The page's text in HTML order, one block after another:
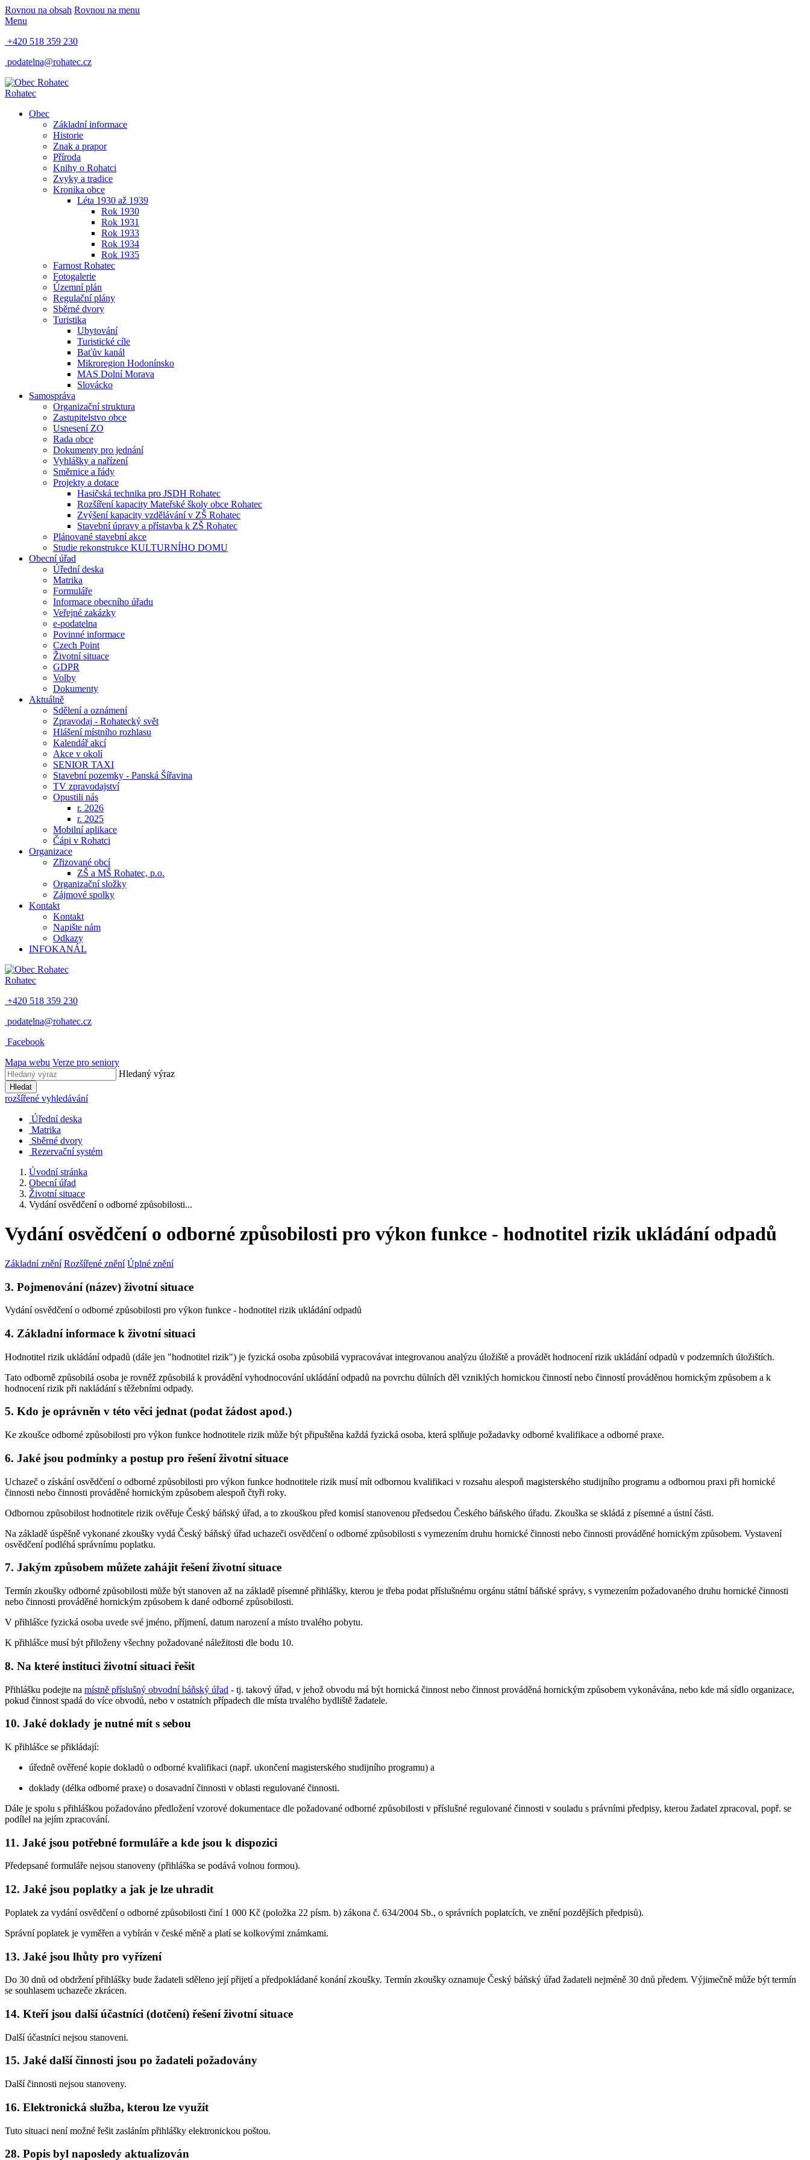
Rovnou na obsah Rovnou na menu
Menu
+420 518 359 230
podatelna@rohatec.cz
Rohatec
Obec
Základní informace
Historie
Znak a prapor
Příroda
Knihy o Rohatci
Zvyky a tradice
Kronika obce
Léta 1930 až 1939
Rok 1930
Rok 1931
Rok 1933
Rok 1934
Rok 1935
Farnost Rohatec
Fotogalerie
Územní plán
Regulační plány
Sběrné dvory
Turistika
Ubytování
Turistické cíle
Baťův kanál
Mikroregion Hodonínsko
MAS Dolní Morava
Slovácko
Samospráva
Organizační struktura
Zastupitelstvo obce
Usnesení ZO
Rada obce
Dokumenty pro jednání
Vyhlášky a nařízení
Směrnice a řády
Projekty a dotace
Hasičská technika pro JSDH Rohatec
Rozšíření kapacity Mateřské školy obce Rohatec
Zvýšení kapacity vzdělávání v ZŠ Rohatec
Stavební úpravy a přístavba k ZŠ Rohatec
Plánované stavební akce
Studie rekonstrukce KULTURNÍHO DOMU
Obecní úřad
Úřední deska
Matrika
Formuláře
Informace obecního úřadu
Veřejné zakázky
e-podatelna
Povinné informace
Czech Point
Životní situace
GDPR
Volby
Dokumenty
Aktuálně
Sdělení a oznámení
Zpravodaj - Rohatecký svět
Hlášení místního rozhlasu
Kalendář akcí
Akce v okolí
SENIOR TAXI
Stavební pozemky - Panská Šířavina
TV zpravodajství
Opustili nás
r. 2026
r. 2025
Mobilní aplikace
Čápi v Rohatci
Organizace
Zřizované obcí
ZŠ a MŠ Rohatec, p.o.
Organizační složky
Zájmové spolky
Kontakt
Kontakt
Napište nám
Odkazy
INFOKANÁL
Rohatec
+420 518 359 230
podatelna@rohatec.cz
Facebook
Mapa webu Verze pro seniory
Hledaný výraz
Hledat
rozšířené vyhledávání
Úřední deska
Matrika
Sběrné dvory
Rezervační systém
Úvodní stránka
Obecní úřad
Životní situace
Vydání osvědčení o odborné způsobilosti...
Vydání osvědčení o odborné způsobilosti pro výkon funkce - hodnotitel rizik ukládání odpadů
Základní znění Rozšířené znění Úplné znění
3. Pojmenování (název) životní situace
Vydání osvědčení o odborné způsobilosti pro výkon funkce - hodnotitel rizik ukládání odpadů
4. Základní informace k životní situaci
Hodnotitel rizik ukládání odpadů (dále jen "hodnotitel rizik") je fyzická osoba způsobilá vypracovávat integrovanou analýzu úložiště a provádět hodnocení rizik ukládání odpadů v podzemních úložištích.
Tato odborně způsobilá osoba je rovněž způsobilá k provádění vyhodnocování ukládání odpadů na povrchu důlních děl vzniklých hornickou činností nebo činností prováděnou hornickým způsobem a k
hodnocení rizik při nakládání s těžebními odpady.
5. Kdo je oprávněn v této věci jednat (podat žádost apod.)
Ke zkoušce odborné způsobilosti pro výkon funkce hodnotitele rizik může být připuštěna každá fyzická osoba, která splňuje požadavky odborné kvalifikace a odborné praxe.
6. Jaké jsou podmínky a postup pro řešení životní situace
Uchazeč o získání osvědčení o odborné způsobilosti pro výkon funkce hodnotitele rizik musí mít odbornou kvalifikaci v rozsahu alespoň magisterského studijního programu a odbornou praxi při hornické
činnosti nebo činnosti prováděné hornickým způsobem alespoň čtyři roky.
Odbornou způsobilost hodnotitele rizik ověřuje Český báňský úřad, a to zkouškou před komisí stanovenou předsedou Českého báňského úřadu. Zkouška se skládá z písemné a ústní části.
Na základě úspěšně vykonané zkoušky vydá Český báňský úřad uchazeči osvědčení o odborné způsobilosti s vymezením druhu hornické činnosti nebo činnosti prováděné hornickým způsobem. Vystavení
osvědčení podléhá správnímu poplatku.
7. Jakým způsobem můžete zahájit řešení životní situace
Termín zkoušky odborné způsobilosti může být stanoven až na základě písemné přihlášky, kterou je třeba podat příslušnému orgánu státní báňské správy, s vymezením požadovaného druhu hornické činnosti
nebo činnosti prováděné hornickým způsobem k dané odborné způsobilosti.
V přihlášce fyzická osoba uvede své jméno, příjmení, datum narození a místo trvalého pobytu.
K přihlášce musí být přiloženy všechny požadované náležitosti dle bodu 10.
8. Na které instituci životní situaci řešit
Přihlášku podejte na místně příslušný obvodní báňský úřad - tj. takový úřad, v jehož obvodu má být hornická činnost nebo činnost prováděná hornickým způsobem vykonávána, nebo kde má sídlo organizace,
pokud činnost spadá do více obvodů, nebo v ostatních případech dle místa trvalého bydliště žadatele.
10. Jaké doklady je nutné mít s sebou
K přihlášce se přikládají:
úředně ověřené kopie dokladů o odborné kvalifikaci (např. ukončení magisterského studijního programu) a
doklady (délka odborné praxe) o dosavadní činnosti v oblasti regulované činnosti.
Dále je spolu s přihláškou požadováno předložení vzorové dokumentace dle požadované odborné způsobilosti v příslušné regulované činnosti v souladu s právními předpisy, kterou žadatel zpracoval, popř. se
podílel na jejím zpracování.
11. Jaké jsou potřebné formuláře a kde jsou k dispozici
Předepsané formuláře nejsou stanoveny (přihláška se podává volnou formou).
12. Jaké jsou poplatky a jak je lze uhradit
Poplatek za vydání osvědčení o odborné způsobilosti činí 1 000 Kč (položka 22 písm. b) zákona č. 634/2004 Sb., o správních poplatcích, ve znění pozdějších předpisů).
Správní poplatek je vyměřen a vybírán v české měně a platí se kolkovými známkami.
13. Jaké jsou lhůty pro vyřízení
Do 30 dnů od obdržení přihlášky bude žadateli sděleno její přijetí a předpokládané konání zkoušky. Termín zkoušky oznamuje Český báňský úřad žadateli nejméně 30 dnů předem. Výjimečně může být termín
se souhlasem uchazeče zkrácen.
14. Kteří jsou další účastníci (dotčení) řešení životní situace
Další účastníci nejsou stanoveni.
15. Jaké další činnosti jsou po žadateli požadovány
Další činnosti nejsou stanoveny.
16. Elektronická služba, kterou lze využít
Tuto situaci není možné řešit zasláním přihlášky elektronickou poštou.
28. Popis byl naposledy aktualizován